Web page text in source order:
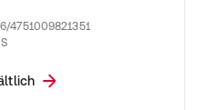
4751009821351
und Make-up entfernt.